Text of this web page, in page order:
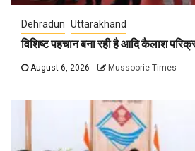
Dehradun Uttarakhand
विशिष्ट पहचान बना रही है आदि कैलाश
August 6, 2026 Mussoorie Times